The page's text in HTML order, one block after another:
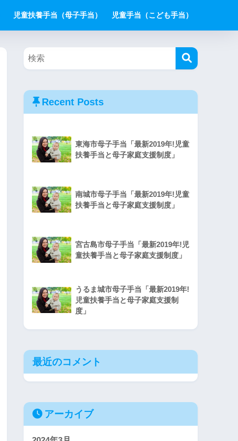
児童扶養手当（母子手当） 児童手当（こども手当）
Recent Posts
東海市母子手当「最新2019年!児童
扶養手当と母子家庭支援制度」
南城市母子手当「最新2019年!児童
扶養手当と母子家庭支援制度」
宮古島市母子手当「最新2019年!児
童扶養手当と母子家庭支援制度」
うるま城市母子手当「最新2019年!
児童扶養手当と母子家庭支援制
度」
最近のコメント
アーカイブ